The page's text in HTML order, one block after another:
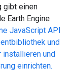
gibt einen
Earth Engine
JavaScript API
und
installieren und
einrichten.